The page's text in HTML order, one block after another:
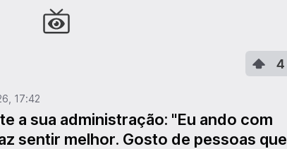
4
17:42
a sua administração: "Eu ando com
sentir melhor. Gosto de pessoas que